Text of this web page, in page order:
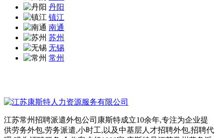
丹阳
镇江
南通
苏州
无锡
常州
江苏常州招聘派遣外包公司康斯特成立10余年,专注为企业提
供劳务外包,劳务派遣,小时工,以及中基层人才招聘外包,招聘代